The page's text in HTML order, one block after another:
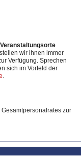
Veranstaltungsorte
stellen wir ihnen immer
Verfügung. Sprechen
sich im Vorfeld der
.
zur